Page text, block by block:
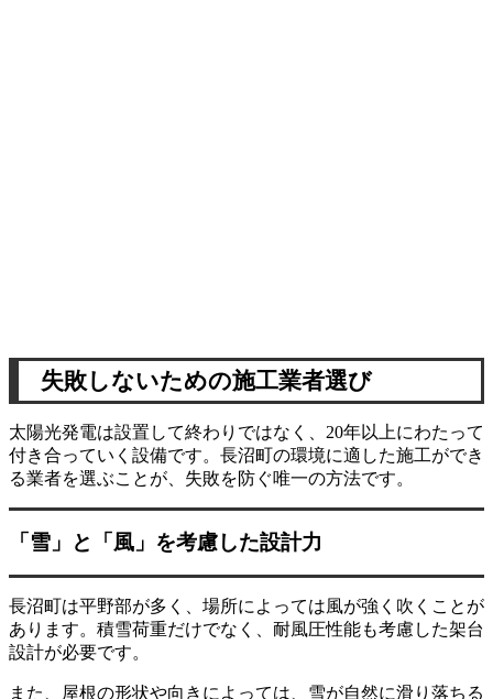
失敗しないための施工業者選び
太陽光発電は設置して終わりではなく、20年以上にわたって
付き合っていく設備です。長沼町の環境に適した施工ができ
る業者を選ぶことが、失敗を防ぐ唯一の方法です。
「雪」と「風」を考慮した設計力
長沼町は平野部が多く、場所によっては風が強く吹くことが
あります。積雪荷重だけでなく、耐風圧性能も考慮した架台
設計が必要です。
また、屋根の形状や向きによっては、雪が自然に滑り落ちる